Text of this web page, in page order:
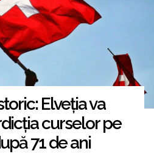
Elveția va
curselor pe
71 de ani